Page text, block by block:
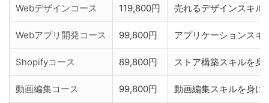
Webデザインコース 119,800円 売れるデザインスキル
Webアプリ開発コース 99,800円 アプリケーションスキ
Shopifyコース 89,800円 ストア構築スキルを身
動画編集コース 99,800円 動画編集スキルを身に